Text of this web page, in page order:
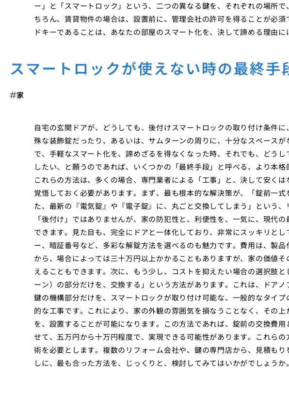
ー」と「スマートロック」という、二つの異なる鍵を、それぞれの場所
ちろん、賃貸物件の場合は、設置前に、管理会社の許可を得ることが必
ドキーであることは、あなたの部屋のスマート化を、決して諦める理由に
スマートロックが使えない時の最終手
家
自宅の玄関ドアが、どうしても、後付けスマートロックの取り付け条件
殊な装飾錠だったり、あるいは、サムターンの周りに、十分なスペース
で、手軽なスマート化を、諦めざるを得なくなった時、それでも、どう
したい、と願うのであれば、いくつかの「最終手段」と呼べる、より本格
これらの方法は、多くの場合、専門業者による「工事」と、決して安くは
覚悟しておく必要があります。まず、最も根本的な解決策が、「錠前一
た、最新の『電気錠』や『電子錠』に、丸ごと交換してしまう」という
「後付け」ではありませんが、家の防犯性と、利便性を、一気に、現代
できます。見た目も、完全にドアと一体化しており、非常にスッキリと
ー、暗証番号など、多彩な解錠方法を選べるのも魅力です。費用は、製
から、場合によっては三十万円以上かかることもありますが、家の価値
えることもできます。次に、もう少し、コストを抑えたい場合の選択肢
ーン）の部分だけを、交換する」という方法があります。これは、ドアノ
鍵の機構部分だけを、スマートロックが取り付け可能な、一般的なタイ
的な工事です。これにより、家の外観の雰囲気を損なうことなく、その
を、設置することが可能になります。この方法であれば、錠前の交換費
せて、五万円から十万円程度で、実現できる可能性があります。これら
術を必要とします。複数のリフォーム会社や、鍵の専門店から、見積も
しに、最も合った方法を、じっくりと、検討してみてはいかがでしょうか。